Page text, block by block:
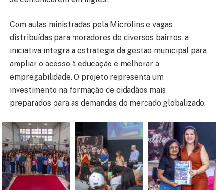
Com aulas ministradas pela Microlins e vagas
distribuídas para moradores de diversos bairros, a
iniciativa integra a estratégia da gestão municipal para
ampliar o acesso à educação e melhorar a
empregabilidade. O projeto representa um
investimento na formação de cidadãos mais
preparados para as demandas do mercado globalizado.